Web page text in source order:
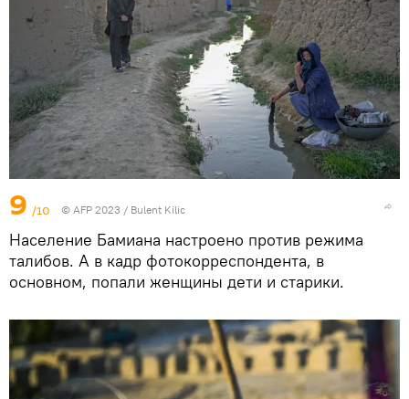
9 /10 © AFP 2023 / Bulent Kilic
Население Бамиана настроено против режима
талибов. А в кадр фотокорреспондента, в
основном, попали женщины дети и старики.